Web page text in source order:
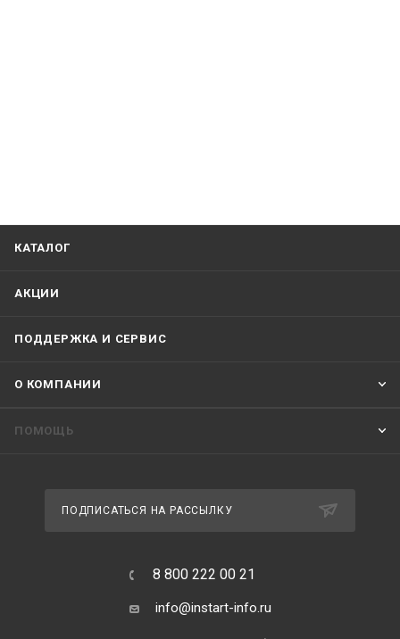
КАТАЛОГ
АКЦИИ
ПОДДЕРЖКА И СЕРВИС
О КОМПАНИИ
ПОМОЩЬ
ПОДПИСАТЬСЯ НА РАССЫЛКУ
8 800 222 00 21
info@instart-info.ru